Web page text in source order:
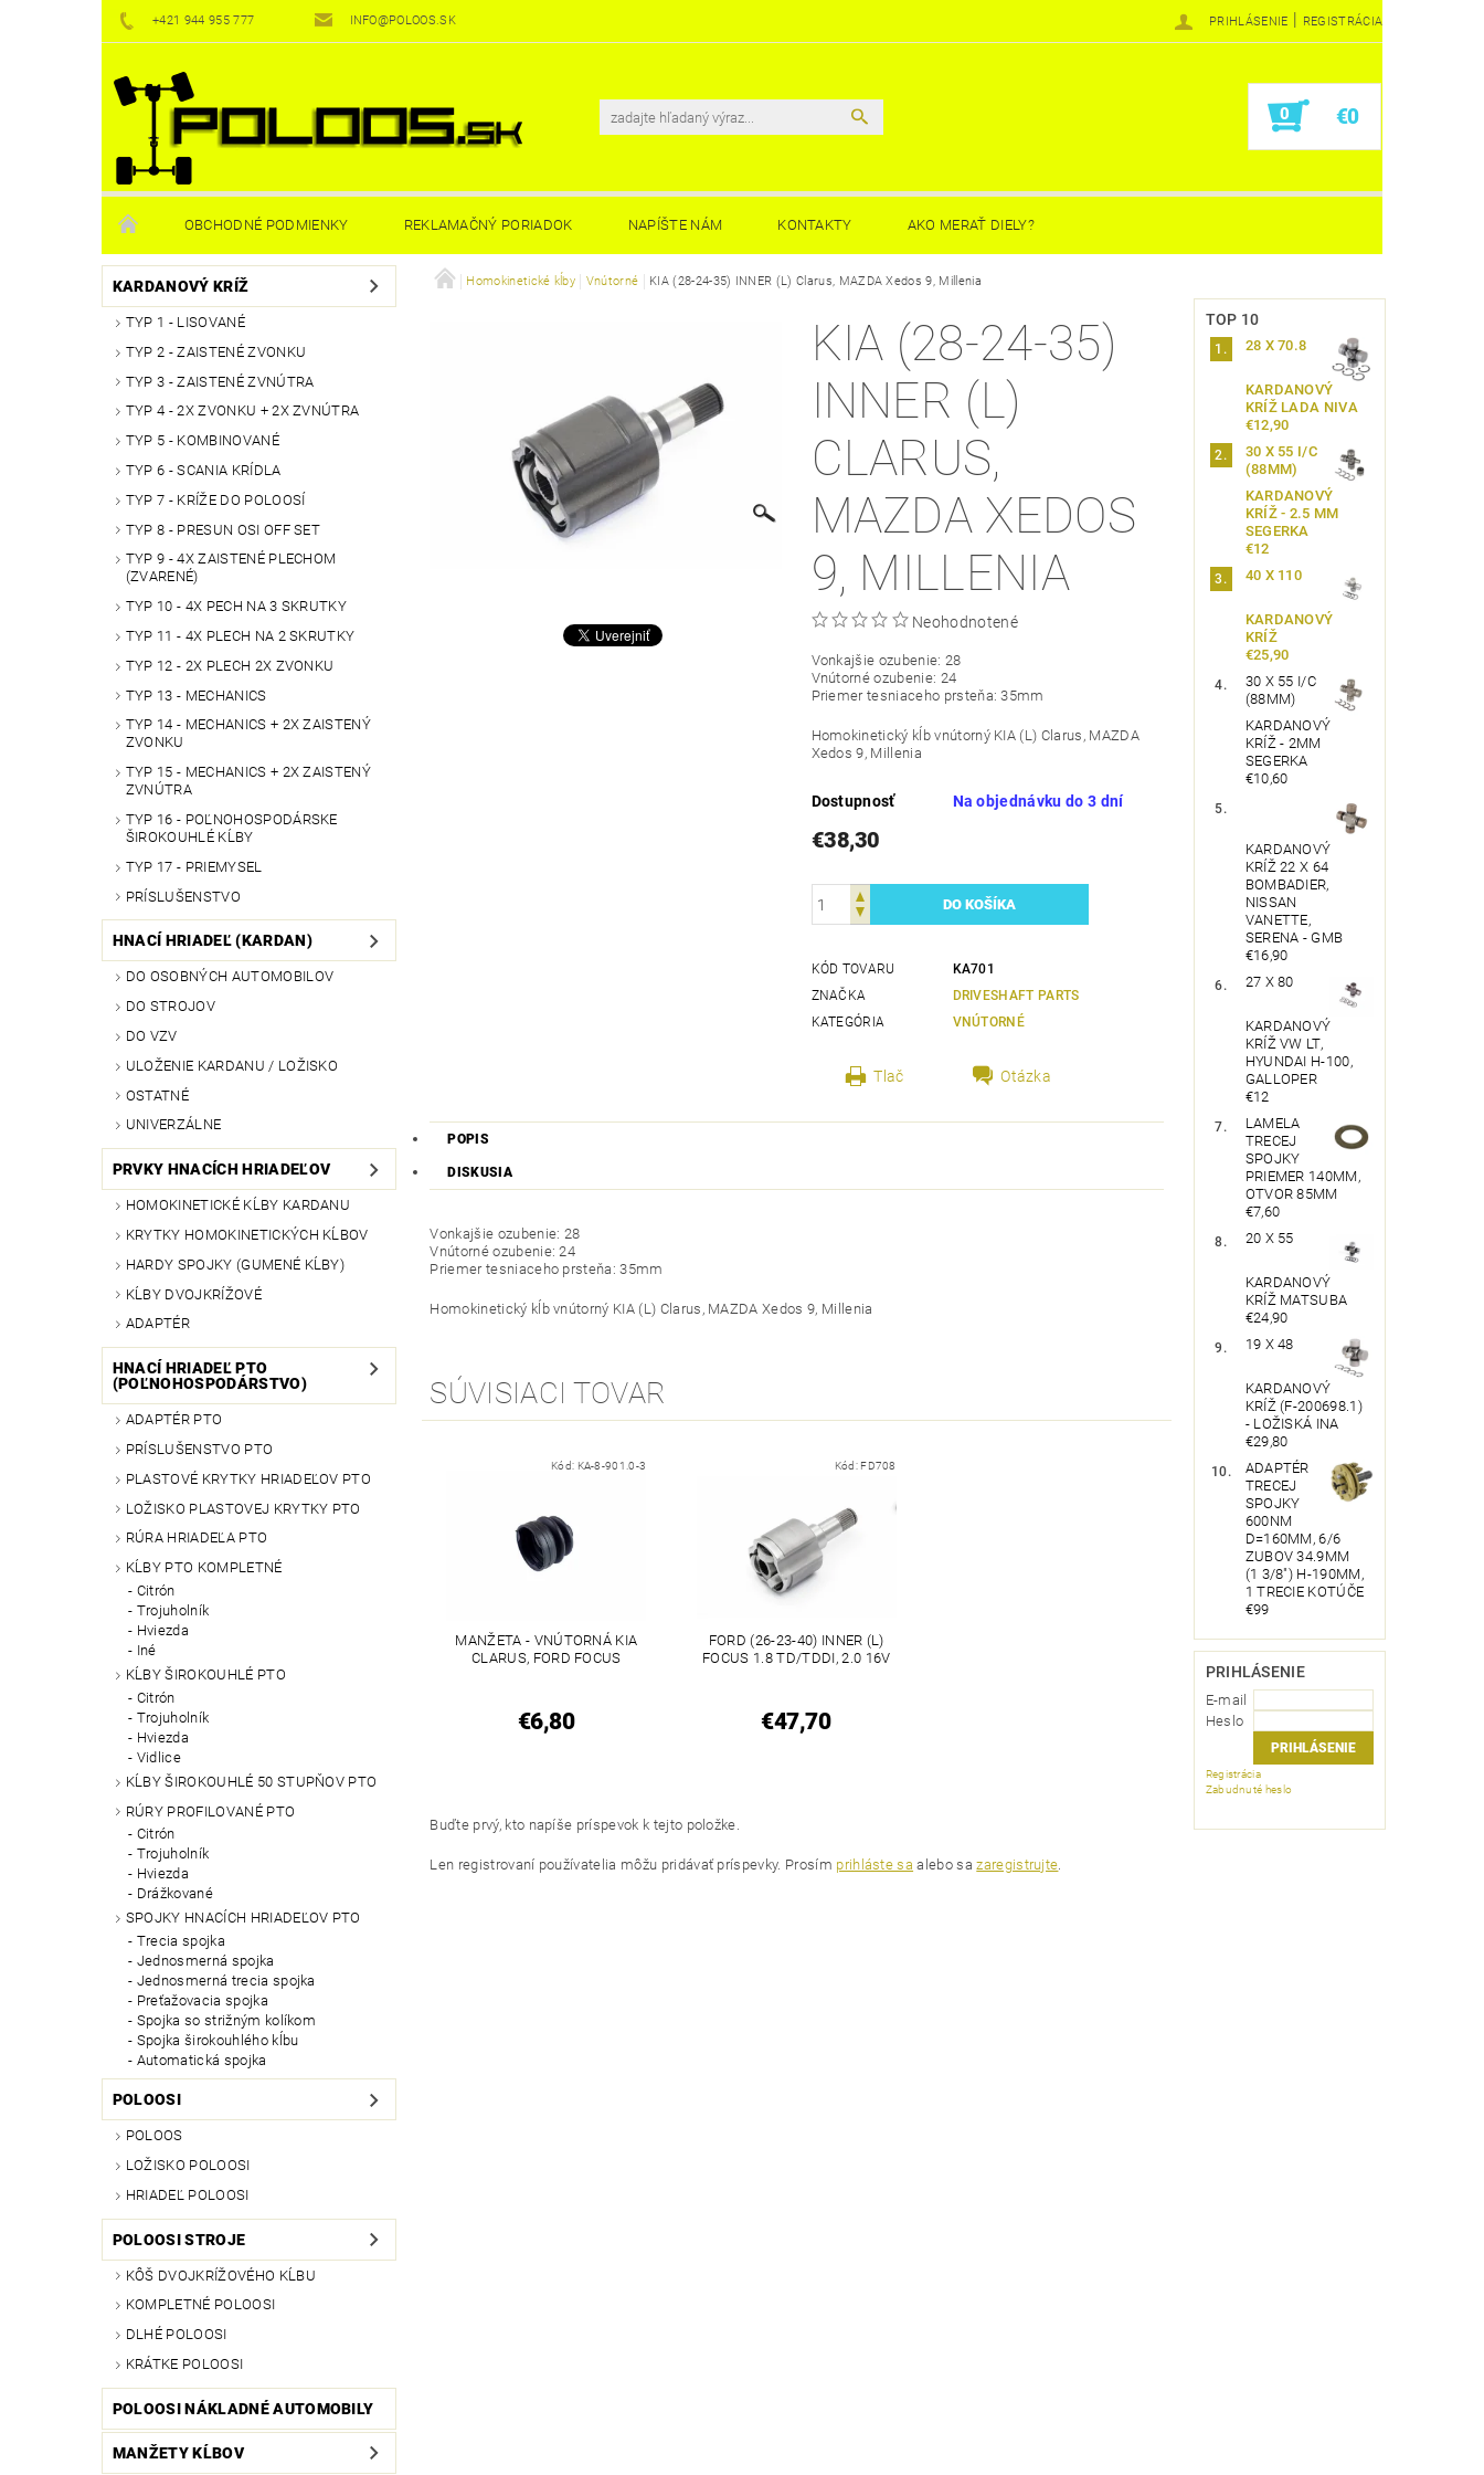
+421 944 955 777 INFO@POLOOS.SK PRIHLÁSENIE | REGISTRÁCIA
0 €0
OBCHODNÉ PODMIENKY REKLAMAČNÝ PORIADOK NAPÍŠTE NÁM KONTAKTY AKO MERAŤ DIELY?
KARDANOVÝ KRÍŽ
TYP 1 - LISOVANÉ
TYP 2 - ZAISTENÉ ZVONKU
TYP 3 - ZAISTENÉ ZVNÚTRA
TYP 4 - 2X ZVONKU + 2X ZVNÚTRA
TYP 5 - KOMBINOVANÉ
TYP 6 - SCANIA KRÍDLA
TYP 7 - KRÍŽE DO POLOOSÍ
TYP 8 - PRESUN OSI OFF SET
TYP 9 - 4X ZAISTENÉ PLECHOM
(ZVARENÉ)
TYP 10 - 4X PECH NA 3 SKRUTKY
TYP 11 - 4X PLECH NA 2 SKRUTKY
TYP 12 - 2X PLECH 2X ZVONKU
TYP 13 - MECHANICS
TYP 14 - MECHANICS + 2X ZAISTENÝ
ZVONKU
TYP 15 - MECHANICS + 2X ZAISTENÝ
ZVNÚTRA
TYP 16 - POĽNOHOSPODÁRSKE
ŠIROKOUHLÉ KĹBY
TYP 17 - PRIEMYSEL
PRÍSLUŠENSTVO
HNACÍ HRIADEĽ (KARDAN)
DO OSOBNÝCH AUTOMOBILOV
DO STROJOV
DO VZV
ULOŽENIE KARDANU / LOŽISKO
OSTATNÉ
UNIVERZÁLNE
PRVKY HNACÍCH HRIADEĽOV
HOMOKINETICKÉ KĹBY KARDANU
KRYTKY HOMOKINETICKÝCH KĹBOV
HARDY SPOJKY (GUMENÉ KĹBY)
KĹBY DVOJKRÍŽOVÉ
ADAPTÉR
HNACÍ HRIADEĽ PTO
(POĽNOHOSPODÁRSTVO)
ADAPTÉR PTO
PRÍSLUŠENSTVO PTO
PLASTOVÉ KRYTKY HRIADEĽOV PTO
LOŽISKO PLASTOVEJ KRYTKY PTO
RÚRA HRIADEĽA PTO
KĹBY PTO KOMPLETNÉ
Citrón
Trojuholník
Hviezda
Iné
KĹBY ŠIROKOUHLÉ PTO
Citrón
Trojuholník
Hviezda
Vidlice
KĹBY ŠIROKOUHLÉ 50 STUPŇOV PTO
RÚRY PROFILOVANÉ PTO
Citrón
Trojuholník
Hviezda
Drážkované
SPOJKY HNACÍCH HRIADEĽOV PTO
Trecia spojka
Jednosmerná spojka
Jednosmerná trecia spojka
Preťažovacia spojka
Spojka so strižným kolíkom
Spojka širokouhlého kĺbu
Automatická spojka
POLOOSI
POLOOS
LOŽISKO POLOOSI
HRIADEĽ POLOOSI
POLOOSI STROJE
KÔŠ DVOJKRÍŽOVÉHO KĹBU
KOMPLETNÉ POLOOSI
DLHÉ POLOOSI
KRÁTKE POLOOSI
POLOOSI NÁKLADNÉ AUTOMOBILY
MANŽETY KĹBOV
Homokinetické kĺby Vnútorné KIA (28-24-35) INNER (L) Clarus, MAZDA Xedos 9, Millenia
KIA (28-24-35)
INNER (L)
CLARUS,
MAZDA XEDOS
9, MILLENIA
Neohodnotené
Vonkajšie ozubenie: 28
Vnútorné ozubenie: 24
Priemer tesniaceho prsteňa: 35mm
Homokinetický kĺb vnútorný KIA (L) Clarus, MAZDA
Xedos 9, Millenia
Dostupnosť Na objednávku do 3 dní
€38,30
KÓD TOVARU
KA701
ZNAČKA
DRIVESHAFT PARTS
KATEGÓRIA
VNÚTORNÉ
Tlač Otázka
POPIS
DISKUSIA
Vonkajšie ozubenie: 28
Vnútorné ozubenie: 24
Priemer tesniaceho prsteňa: 35mm
Homokinetický kĺb vnútorný KIA (L) Clarus, MAZDA Xedos 9, Millenia
SÚVISIACI TOVAR
Kód: KA-8-901.0-3
MANŽETA - VNÚTORNÁ KIA
CLARUS, FORD FOCUS
€6,80
Kód: FD708
FORD (26-23-40) INNER (L)
FOCUS 1.8 TD/TDDI, 2.0 16V
€47,70
Buďte prvý, kto napíše príspevok k tejto položke.
Len registrovaní používatelia môžu pridávať príspevky. Prosím prihláste sa alebo sazaregistrujte.
TOP 10
28 X 70.8
KARDANOVÝ
KRÍŽ LADA NIVA
€12,90
30 X 55 I/C
(88MM)
KARDANOVÝ
KRÍŽ - 2.5 MM
SEGERKA
€12
40 X 110
KARDANOVÝ
KRÍŽ
€25,90
30 X 55 I/C
(88MM)
KARDANOVÝ
KRÍŽ - 2MM
SEGERKA
€10,60
KARDANOVÝ
KRÍŽ 22 X 64
BOMBADIER,
NISSAN
VANETTE,
SERENA - GMB
€16,90
27 X 80
KARDANOVÝ
KRÍŽ VW LT,
HYUNDAI H-100,
GALLOPER
€12
LAMELA
TRECEJ
SPOJKY
PRIEMER 140MM,
OTVOR 85MM
€7,60
20 X 55
KARDANOVÝ
KRÍŽ MATSUBA
€24,90
19 X 48
KARDANOVÝ
KRÍŽ (F-200698.1)
- LOŽISKÁ INA
€29,80
ADAPTÉR
TRECEJ
SPOJKY
600NM
D=160MM, 6/6
ZUBOV 34.9MM
(1 3/8") H-190MM,
1 TRECIE KOTÚČE
€99
PRIHLÁSENIE
E-mail
Heslo
Registrácia
Zabudnuté heslo